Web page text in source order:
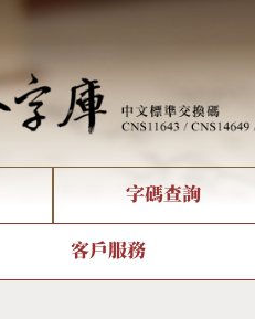
全字庫現況
字碼查詢
部件查詢
造字解決方案
字形下載
客戶服務